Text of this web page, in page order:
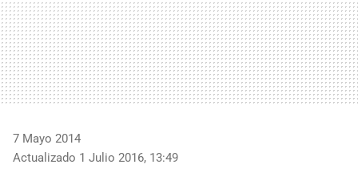
7 Mayo 2014
Actualizado 1 Julio 2016, 13:49